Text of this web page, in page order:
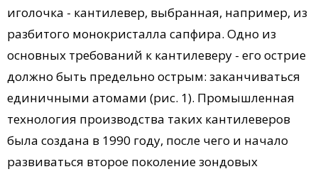
иголочка - кантилевер, выбранная, например, из
разбитого монокристалла сапфира. Одно из
основных требований к кантилеверу - его острие
должно быть предельно острым: заканчиваться
единичными атомами (рис. 1). Промышленная
технология производства таких кантилеверов
была создана в 1990 году, после чего и начало
развиваться второе поколение зондовых